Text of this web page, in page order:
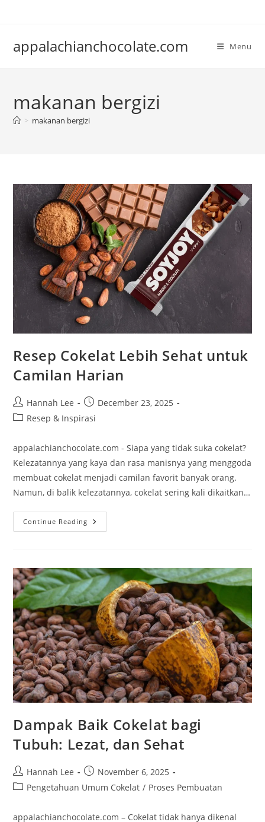
appalachianchocolate.com Menu
makanan bergizi
> makanan bergizi
Resep Cokelat Lebih Sehat untuk
Camilan Harian
Post
author:
Hannah Lee
Post
published:
December 23, 2025
PostResep & Inspirasi
appalachianchocolate.com - Siapa yang tidak suka cokelat?
Kelezatannya yang kaya dan rasa manisnya yang menggoda
membuat cokelat menjadi camilan favorit banyak orang.
Namun, di balik kelezatannya, cokelat sering kali dikaitkan…
Continue Reading Resep
Cokelat
Harian
Dampak Baik Cokelat bagi
Tubuh: Lezat, dan Sehat
Post
author:
Hannah Lee
Post
published:
November 6, 2025
PostPengetahuan Umum Cokelat / Proses Pembuatan
appalachianchocolate.com – Cokelat tidak hanya dikenal